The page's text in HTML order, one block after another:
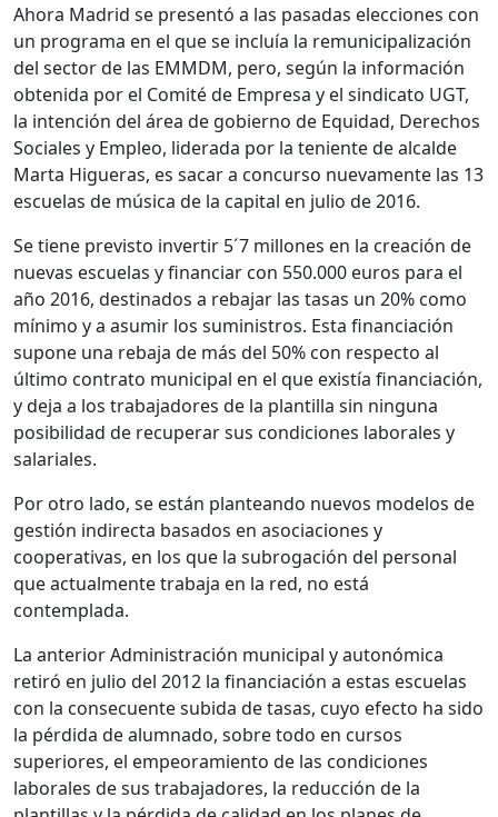
Ahora Madrid se presentó a las pasadas elecciones con
un programa en el que se incluía la remunicipalización
del sector de las EMMDM, pero, según la información
obtenida por el Comité de Empresa y el sindicato UGT,
la intención del área de gobierno de Equidad, Derechos
Sociales y Empleo, liderada por la teniente de alcalde
Marta Higueras, es sacar a concurso nuevamente las 13
escuelas de música de la capital en julio de 2016.
Se tiene previsto invertir 5´7 millones en la creación de
nuevas escuelas y financiar con 550.000 euros para el
año 2016, destinados a rebajar las tasas un 20% como
mínimo y a asumir los suministros. Esta financiación
supone una rebaja de más del 50% con respecto al
último contrato municipal en el que existía financiación,
y deja a los trabajadores de la plantilla sin ninguna
posibilidad de recuperar sus condiciones laborales y
salariales.
Por otro lado, se están planteando nuevos modelos de
gestión indirecta basados en asociaciones y
cooperativas, en los que la subrogación del personal
que actualmente trabaja en la red, no está
contemplada.
La anterior Administración municipal y autonómica
retiró en julio del 2012 la financiación a estas escuelas
con la consecuente subida de tasas, cuyo efecto ha sido
la pérdida de alumnado, sobre todo en cursos
superiores, el empeoramiento de las condiciones
laborales de sus trabajadores, la reducción de la